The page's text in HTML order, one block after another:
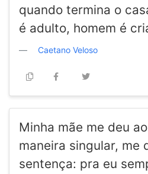
quando termina o
é adulto, homem é
Caetano Veloso
Minha mãe me deu
maneira singular, me
sentença: pra eu